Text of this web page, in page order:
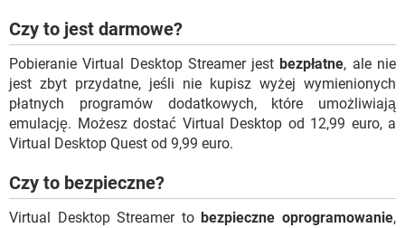
Czy to jest darmowe?
Pobieranie Virtual Desktop Streamer jest bezpłatne, ale nie
jest zbyt przydatne, jeśli nie kupisz wyżej wymienionych
płatnych programów dodatkowych, które umożliwiają
emulację. Możesz dostać Virtual Desktop od 12,99 euro, a
Virtual Desktop Quest od 9,99 euro.
Czy to bezpieczne?
Virtual Desktop Streamer to bezpieczne oprogramowanie,